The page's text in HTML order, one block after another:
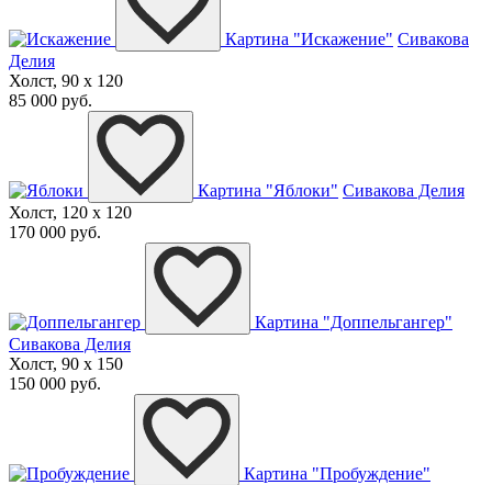
Картина "Искажение" Сивакова
Делия
Холст, 90 x 120
85 000 руб.
Картина "Яблоки" Сивакова Делия
Холст, 120 x 120
170 000 руб.
Картина "Доппельгангер"
Сивакова Делия
Холст, 90 x 150
150 000 руб.
Картина "Пробуждение"